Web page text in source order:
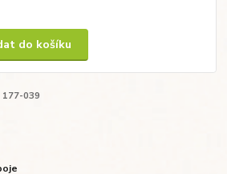
do košíku
177-039